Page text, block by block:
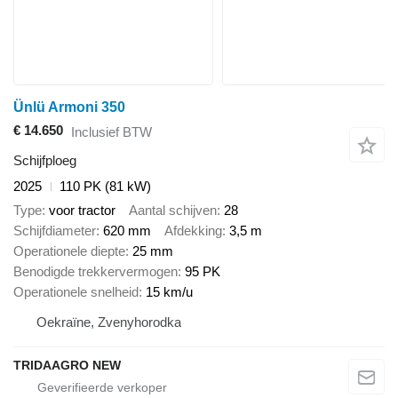
Ünlü Armoni 350
€ 14.650 Inclusief BTW
Schijfploeg
2025
110 PK (81 kW)
Type voor tractor Aantal schijven 28
Schijfdiameter 620 mm Afdekking 3,5 m
Operationele diepte 25 mm
Benodigde trekkervermogen 95 PK
Operationele snelheid 15 km/u
Oekraïne, Zvenyhorodka
TRIDAAGRO NEW